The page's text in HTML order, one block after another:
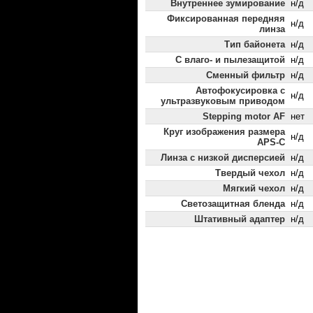
Внутреннее зумирование н/д
Фиксированная передняя
линза
н/д
Тип байонета н/д
С влаго- и пылезащитой н/д
Сменный фильтр н/д
Автофокусировка с
ультразвуковым приводом
н/д
Stepping motor AF нет
Круг изображения размера
APS-C
н/д
Линза с низкой дисперсией
н/д
Твердый чехол н/д
Мягкий чехол н/д
Светозащитная бленда н/д
Штативный адаптер н/д